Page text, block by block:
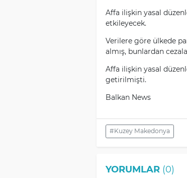
Affa ilişkin yasal
etkileyecek.
Verilere göre ülkede
almış, bunlardan
Affa ilişkin yasal
getirilmişti.
Balkan News
#Kuzey Makedonya
YORUMLAR(0)